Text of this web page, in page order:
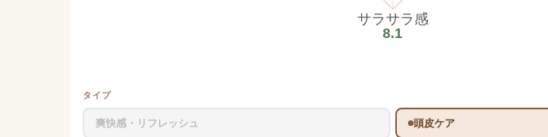
サラサラ感
8.1
タイプ
爽快感・リフレッシュ 頭皮ケア